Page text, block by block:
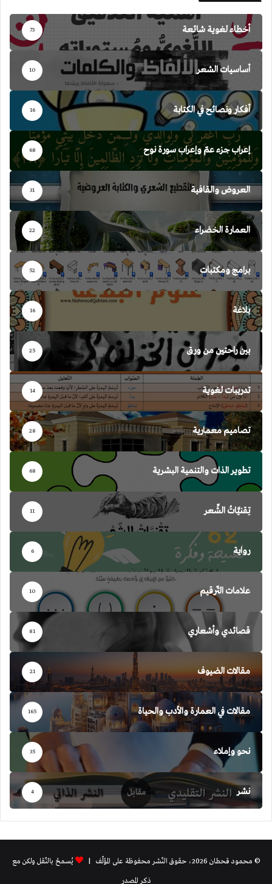
أخطاء لغوية شائعة 73
أساسيات الشعر 10
أفكار ونصائح في الكتابة 16
إعراب جزء عمّ وإعراب سورة نوح 68
العروض والقافية 31
العمارة الخضراء 22
برامج ومكتبات 52
بلاغة 16
بين راحتين من ورق 25
تدريبات لغوية 14
تصاميم معمارية 28
تطوير الذات والتنمية البشرية 68
تِقنيَّاتُ الشِّعر 11
رواية 6
علامات التّرقيم 10
قصائدي وأشعاري 81
مقالات الضيوف 21
مقالات في العمارة والأدب والحياة 165
نحو وإملاء 35
نشر 4
© محمود قحطان 2026، حقوق النّشر محفوظة على المؤلّف |
يُسمحُ بالنّقل ولكن مع
ذكر المصدر